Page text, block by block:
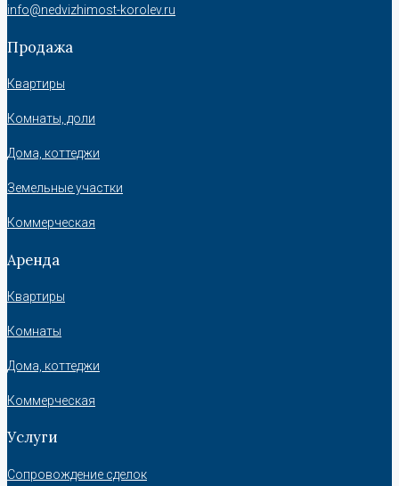
info@nedvizhimost-korolev.ru
Продажа
Квартиры
Комнаты, доли
Дома, коттеджи
Земельные участки
Коммерческая
Аренда
Квартиры
Комнаты
Дома, коттеджи
Коммерческая
Услуги
Сопровождение сделок